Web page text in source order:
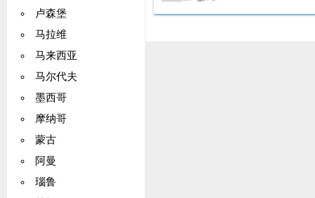
卢森堡
马拉维
马来西亚
马尔代夫
墨西哥
摩纳哥
蒙古
阿曼
瑙鲁